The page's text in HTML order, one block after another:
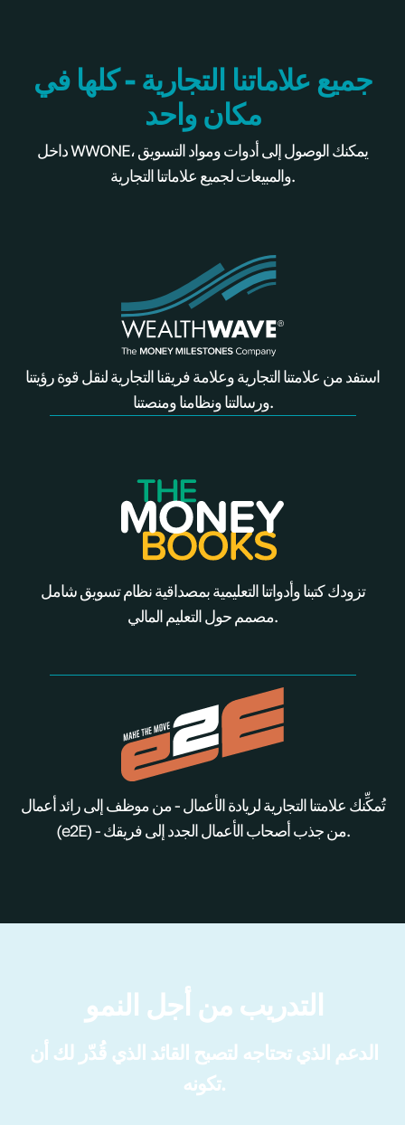
جميع علاماتنا التجارية - كلها في
مكان واحد
داخل WWONE، يمكنك الوصول إلى أدوات ومواد التسويق
والمبيعات لجميع علاماتنا التجارية.
استفد من علامتنا التجارية وعلامة فريقنا التجارية لنقل قوة رؤيتنا
ورسالتنا ونظامنا ومنصتنا.
تزودك كتبنا وأدواتنا التعليمية بمصداقية نظام تسويق شامل
مصمم حول التعليم المالي.
تُمكِّنك علامتنا التجارية لريادة الأعمال - من موظف إلى رائد أعمال
(e2E) - من جذب أصحاب الأعمال الجدد إلى فريقك.
التدريب من أجل النمو
الدعم الذي تحتاجه لتصبح القائد الذي قُدّر لك أن
تكونه.